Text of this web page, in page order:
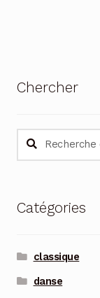
Chercher
Recherche
pour :
Recherche
Catégories
classique
danse